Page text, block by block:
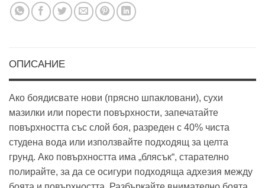
ОПИСАНИЕ
Ако боядисвате нови (прясно шпакловани), сухи
мазилки или порести повърхности, запечатайте
повърхността със слой боя, разреден с 40% чиста
студена вода или използвайте подходящ за целта
грунд. Ако повърхността има „блясък“, старателно
полирайте, за да се осигури подходяща адхезия между